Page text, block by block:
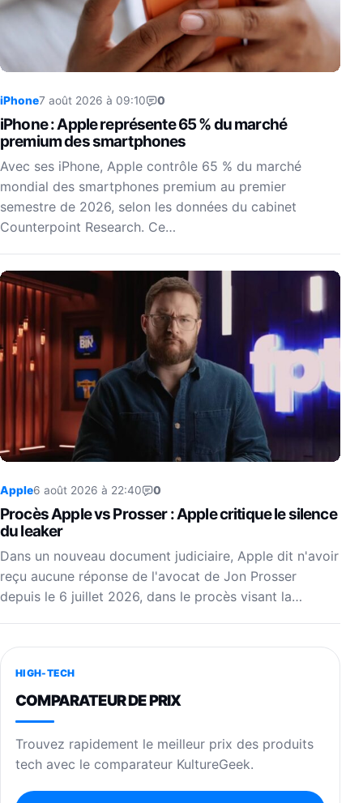
iPhone7 août 2026 à 09:10 0
iPhone : Apple représente 65 % du marché
premium des smartphones
Avec ses iPhone, Apple contrôle 65 % du marché
mondial des smartphones premium au premier
semestre de 2026, selon les données du cabinet
Counterpoint Research. Ce…
Apple6 août 2026 à 22:40 0
Procès Apple vs Prosser : Apple critique le silence
du leaker
Dans un nouveau document judiciaire, Apple dit n'avoir
reçu aucune réponse de l'avocat de Jon Prosser
depuis le 6 juillet 2026, dans le procès visant la…
HIGH-TECH
COMPARATEUR DE PRIX
Trouvez rapidement le meilleur prix des produits
tech avec le comparateur KultureGeek.